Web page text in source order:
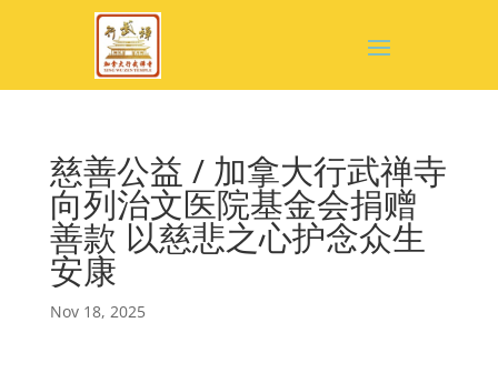
慈善公益 / 加拿大行武禅寺
向列治文医院基金会捐赠
善款 以慈悲之心护念众生
安康
Nov 18, 2025